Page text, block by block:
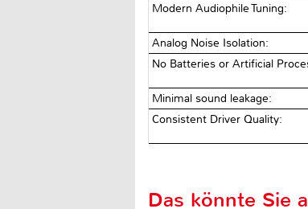
Modern Audiophile Tuning:
Analog Noise Isolation:
No Batteries or Artificial
Minimal sound leakage:
Consistent Driver Quality:
Das könnte Sie